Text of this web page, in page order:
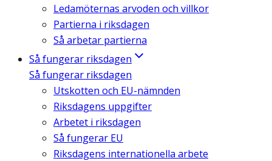
Ledamöternas arvoden och villkor
Partierna i riksdagen
Så arbetar partierna
Så fungerar riksdagen
Så fungerar riksdagen
Utskotten och EU-nämnden
Riksdagens uppgifter
Arbetet i riksdagen
Så fungerar EU
Riksdagens internationella arbete